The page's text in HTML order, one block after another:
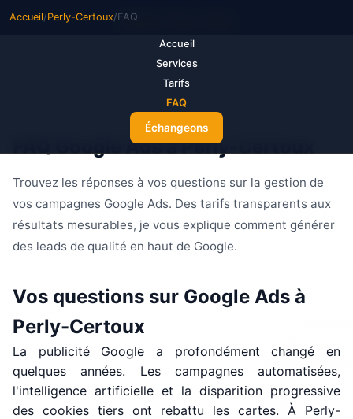
Make Your Ads
Accueil
Services
Tarifs
FAQ
Échangeons
Accueil/Perly-Certoux/FAQ
FAQ Google Ads à Perly-Certoux
Trouvez les réponses à vos questions sur la gestion de
vos campagnes Google Ads. Des tarifs transparents aux
résultats mesurables, je vous explique comment générer
des leads de qualité en haut de Google.
Vos questions sur Google Ads à
Perly-Certoux
La publicité Google a profondément changé en
quelques années. Les campagnes automatisées,
l'intelligence artificielle et la disparition progressive
des cookies tiers ont rebattu les cartes. À Perly-